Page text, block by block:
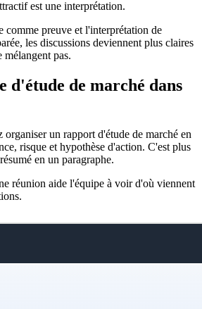
est une interprétation.
comme preuve et l'interprétation de
les discussions deviennent plus claires
mélangent pas.
d'étude de marché dans
un rapport d'étude de marché en
risque et hypothèse d'action. C'est plus
en un paragraphe.
réunion aide l'équipe à voir d'où viennent